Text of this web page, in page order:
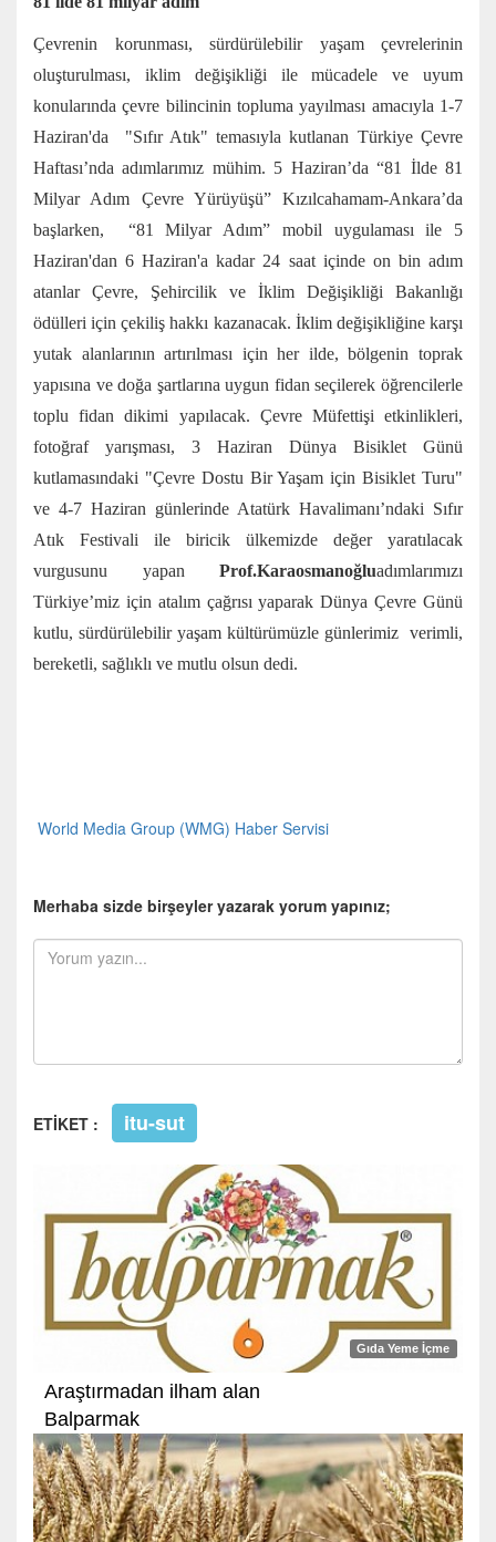
Çevrenin korunması, sürdürülebilir yaşam çevrelerinin
oluşturulması, iklim değişikliği ile mücadele ve uyum
konularında çevre bilincinin topluma yayılması amacıyla 1-7
Haziran'da "Sıfır Atık" temasıyla kutlanan Türkiye Çevre
Haftası’nda adımlarımız mühim. 5 Haziran’da “81 İlde 81
Milyar Adım Çevre Yürüyüşü” Kızılcahamam-Ankara’da
başlarken, “81 Milyar Adım” mobil uygulaması ile 5
Haziran'dan 6 Haziran'a kadar 24 saat içinde on bin adım
atanlar Çevre, Şehircilik ve İklim Değişikliği Bakanlığı
ödülleri için çekiliş hakkı kazanacak. İklim değişikliğine karşı
yutak alanlarının artırılması için her ilde, bölgenin toprak
yapısına ve doğa şartlarına uygun fidan seçilerek öğrencilerle
toplu fidan dikimi yapılacak. Çevre Müfettişi etkinlikleri,
fotoğraf yarışması, 3 Haziran Dünya Bisiklet Günü
kutlamasındaki "Çevre Dostu Bir Yaşam için Bisiklet Turu"
ve 4-7 Haziran günlerinde Atatürk Havalimanı’ndaki Sıfır
Atık Festivali ile biricik ülkemizde değer yaratılacak
vurgusunu yapan Prof.Karaosmanoğluadımlarımızı
Türkiye’miz için atalım çağrısı yaparak Dünya Çevre Günü
kutlu, sürdürülebilir yaşam kültürümüzle günlerimiz verimli,
bereketli, sağlıklı ve mutlu olsun dedi.
World Media Group (WMG) Haber Servisi
Merhaba sizde birşeyler yazarak yorum yapınız;
ETİKET : itu-sut
Gıda Yeme İçme
Araştırmadan ilham alan
Balparmak